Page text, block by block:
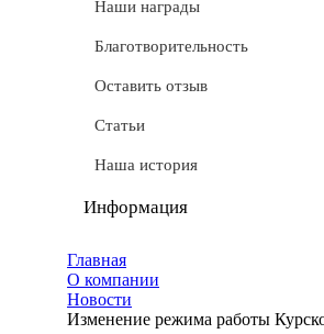
Доставка
Условные обозначения
Документы
Обмен и возврат
Частые вопросы
Наши награды
Благотворительность
Оставить отзыв
Статьи
Наша история
Информация
Мы используем cookie
Удаление аккаунта
Главная
О компании
Новости
Изменение режима работы